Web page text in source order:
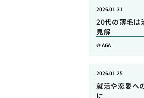
20代の薄毛は
見解
2026.01.31
AGA
就活や恋愛へ
に
2026.01.25